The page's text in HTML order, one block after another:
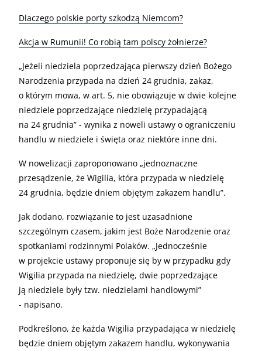
Dlaczego polskie porty szkodzą Niemcom?
Akcja w Rumunii! Co robią tam polscy żołnierze?
„Jeżeli niedziela poprzedzająca pierwszy dzień Bożego
Narodzenia przypada na dzień 24 grudnia, zakaz,
o którym mowa, w art. 5, nie obowiązuje w dwie kolejne
niedziele poprzedzające niedzielę przypadającą
na 24 grudnia” - wynika z noweli ustawy o ograniczeniu
handlu w niedziele i święta oraz niektóre inne dni.
W nowelizacji zaproponowano „jednoznaczne
przesądzenie, że Wigilia, która przypada w niedzielę
24 grudnia, będzie dniem objętym zakazem handlu”.
Jak dodano, rozwiązanie to jest uzasadnione
szczególnym czasem, jakim jest Boże Narodzenie oraz
spotkaniami rodzinnymi Polaków. „Jednocześnie
w projekcie ustawy proponuje się by w przypadku gdy
Wigilia przypada na niedzielę, dwie poprzedzające
ją niedziele były tzw. niedzielami handlowymi”
- napisano.
Podkreślono, że każda Wigilia przypadająca w niedzielę
będzie dniem objętym zakazem handlu, wykonywania